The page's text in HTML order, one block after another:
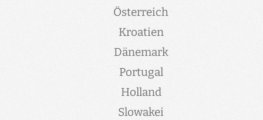
Österreich
Kroatien
Dänemark
Portugal
Holland
Slowakei